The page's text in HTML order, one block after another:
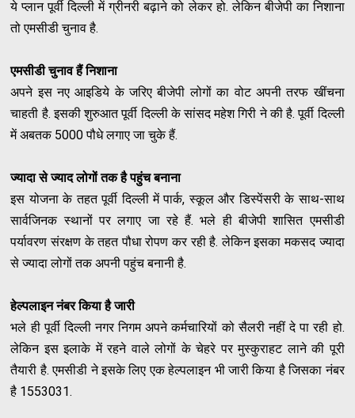
ये प्लान पूर्वी दिल्ली में ग्रीनरी बढ़ाने को लेकर हो. लेकिन बीजेपी का निशाना
तो एमसीडी चुनाव है.
एमसीडी चुनाव हैं निशाना
अपने इस नए आइडिये के जरिए बीजेपी लोगों का वोट अपनी तरफ खींचना
चाहती है. इसकी शुरुआत पूर्वी दिल्ली के सांसद महेश गिरी ने की है. पूर्वी दिल्ली
में अबतक 5000 पौधे लगाए जा चुके हैं.
ज्यादा से ज्याद लोगों तक है पहुंच बनाना
इस योजना के तहत पूर्वी दिल्ली में पार्क, स्कूल और डिस्पेंसरी के साथ-साथ
सार्वजिनक स्थानों पर लगाए जा रहे हैं. भले ही बीजेपी शासित एमसीडी
पर्यावरण संरक्षण के तहत पौधा रोपण कर रही है. लेकिन इसका मकसद ज्यादा
से ज्यादा लोगों तक अपनी पहुंच बनानी है.
हेल्पलाइन नंबर किया है जारी
भले ही पूर्वी दिल्ली नगर निगम अपने कर्मचारियों को सैलरी नहीं दे पा रही हो.
लेकिन इस इलाके में रहने वाले लोगों के चेहरे पर मुस्कुराहट लाने की पूरी
तैयारी है. एमसीडी ने इसके लिए एक हेल्पलाइन भी जारी किया है जिसका नंबर
है 1553031.